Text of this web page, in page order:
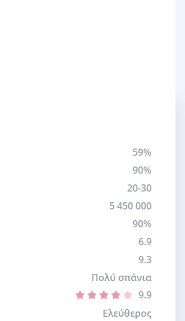
59%
90%
20-30
5 450 000
90%
6.9
9.3
Πολύ σπάνια
9.9
Ελεύθερος